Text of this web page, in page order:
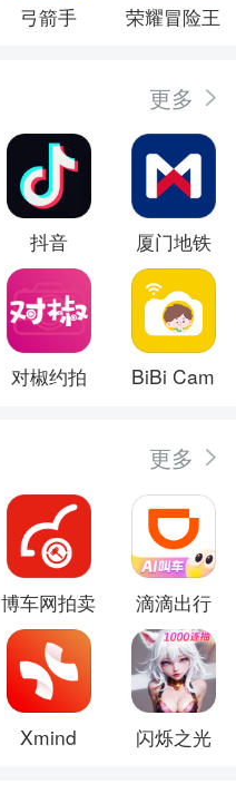
弓箭手 荣耀冒险王
更多
抖音 厦门地铁
对椒约拍 BiBi Cam
更多
博车网拍卖 滴滴出行
Xmind 闪烁之光